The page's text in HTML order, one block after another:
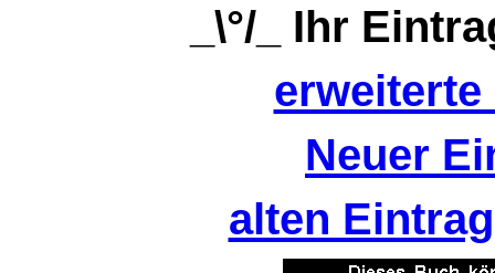
_\°/_ Ihr
erweiterte
Neuer
alten